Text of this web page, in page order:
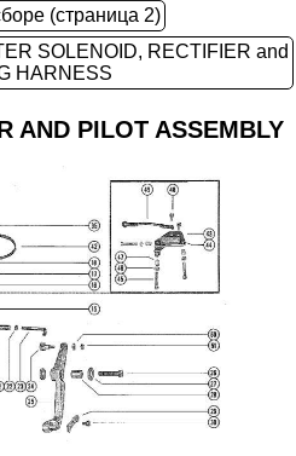
(страница 2)
SOLENOID, RECTIFIER and
HARNESS
AND PILOT ASSEMBLY